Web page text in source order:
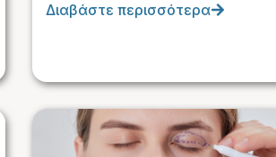
Διαβάστε περισσότερα